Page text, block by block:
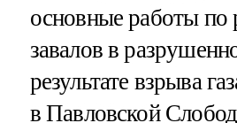
основные работы по
завалов в
результате взрыва
в Павловской